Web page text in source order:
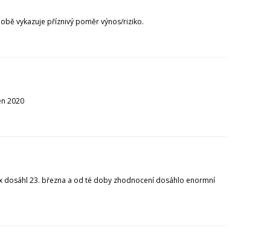
vykazuje příznivý poměr výnos/riziko.
2020
dosáhl 23. března a od té doby zhodnocení dosáhlo enormní